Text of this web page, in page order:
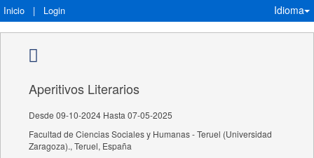
Inicio | Login Idioma
Aperitivos Literarios
Desde 09-10-2024 Hasta 07-05-2025
Facultad de Ciencias Sociales y Humanas - Teruel (Universidad
Zaragoza)., Teruel, España